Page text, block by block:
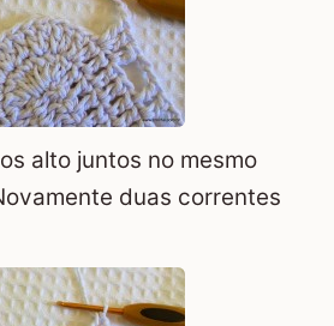
alto juntos no mesmo
duas correntes